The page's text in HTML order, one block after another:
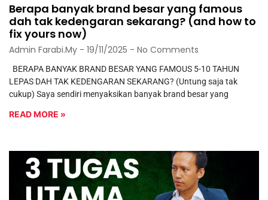
Berapa banyak brand besar yang famous
dah tak kedengaran sekarang? (and how to
fix yours now)
Admin Farabi.my 19/11/2025 No Comments
BERAPA BANYAK BRAND BESAR YANG FAMOUS 5-10 TAHUN
LEPAS DAH TAK KEDENGARAN SEKARANG? (Untung saja tak
cukup) Saya sendiri menyaksikan banyak brand besar yang
READ MORE »